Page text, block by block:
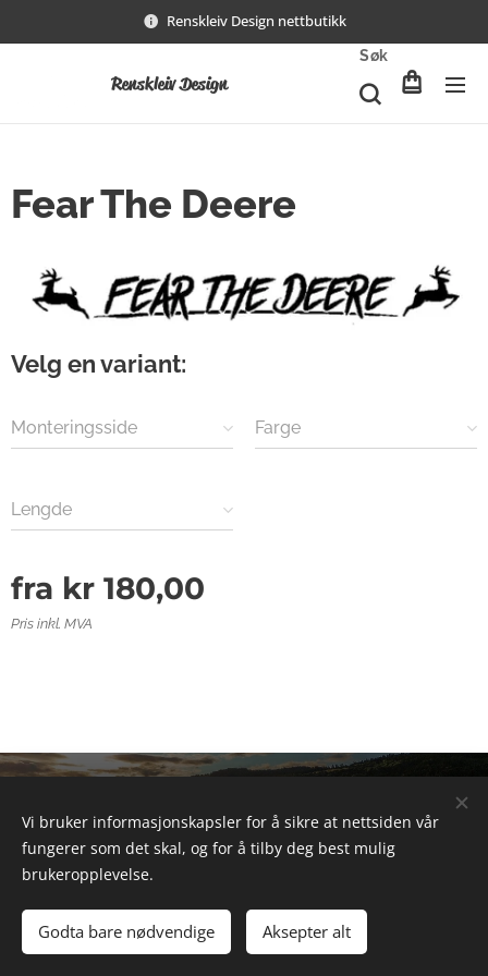
Renskleiv Design nettbutikk
Renskleiv Design
Søk
Fear The Deere
Velg en variant:
Monteringsside Farge
Lengde
fra kr 180,00
Pris inkl. MVA
Legg til i handlekurven
Informasjonskapsler
Vi bruker informasjonskapsler for å sikre at nettsiden vår
fungerer som det skal, og for å tilby deg best mulig
brukeropplevelse.
Godta bare nødvendige Aksepter alt